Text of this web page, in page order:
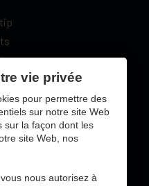
ligne avec:
vie privée
pour permettre des
sur notre site Web
sur la façon dont les
site Web, nos
nous autorisez à